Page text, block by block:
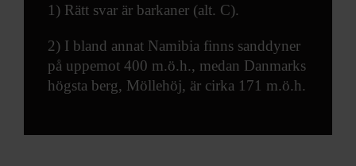
OM F&F
1) Rätt svar är barkaner (alt. C).
2) I bland annat Namibia finns sanddyner
på uppemot 400 m.ö.h., medan Danmarks
högsta berg, Möllehöj, är cirka 171 m.ö.h.